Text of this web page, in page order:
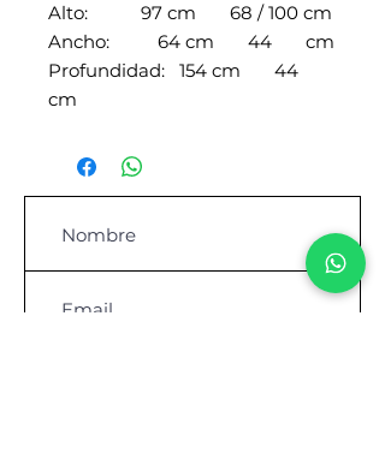
Alto: 97 cm 68 / 100 cm
Ancho: 64 cm 44 cm
Profundidad: 154 cm 44
cm